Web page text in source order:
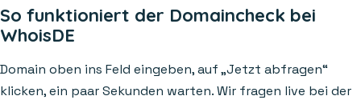
So funktioniert der Domaincheck bei
WhoisDE
Domain oben ins Feld eingeben, auf „Jetzt abfragen“
klicken, ein paar Sekunden warten. Wir fragen live bei der